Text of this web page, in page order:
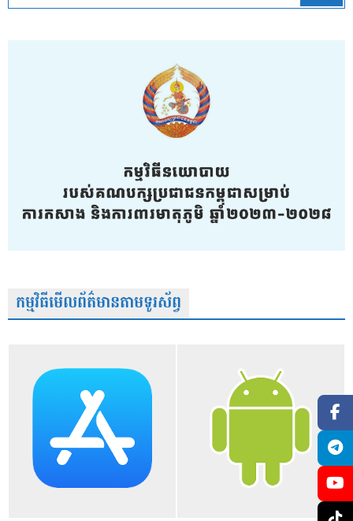
កម្មវិធីមើលព័ត៌មានតាមទូរស័ព្វ